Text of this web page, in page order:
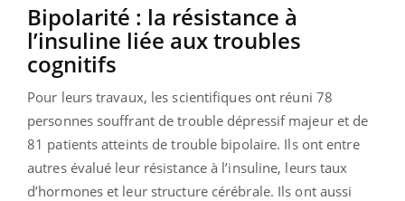
Bipolarité : la résistance à
l’insuline liée aux troubles
cognitifs
Pour leurs travaux, les scientifiques ont réuni 78
personnes souffrant de trouble dépressif majeur et de
81 patients atteints de trouble bipolaire. Ils ont entre
autres évalué leur résistance à l’insuline, leurs taux
d’hormones et leur structure cérébrale. Ils ont aussi